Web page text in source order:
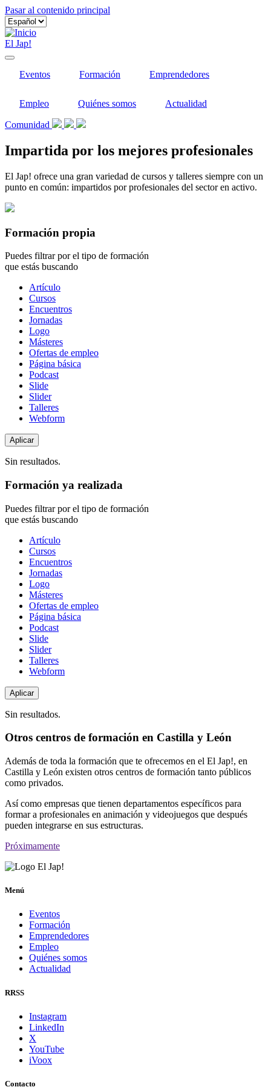
Pasar al contenido principal
El Jap!
Eventos Formación Emprendedores
Empleo Quiénes somos Actualidad
Comunidad
Impartida por los mejores profesionales
El Jap! ofrece una gran variedad de cursos y talleres siempre con un
punto en común: impartidos por profesionales del sector en activo.
Formación propia
Puedes filtrar por el tipo de formación
que estás buscando
Tipo
contenido
Artículo
Cursos
Encuentros
Jornadas
Logo
Másteres
Ofertas de empleo
Página básica
Podcast
Slide
Slider
Talleres
Webform
Sin resultados.
Formación ya realizada
Puedes filtrar por el tipo de formación
que estás buscando
Tipo
contenido
Artículo
Cursos
Encuentros
Jornadas
Logo
Másteres
Ofertas de empleo
Página básica
Podcast
Slide
Slider
Talleres
Webform
Sin resultados.
Otros centros de formación en Castilla y León
Además de toda la formación que te ofrecemos en el El Jap!, en
Castilla y León existen otros centros de formación tanto públicos
como privados.
Así como empresas que tienen departamentos específicos para
formar a profesionales en animación y videojuegos que después
pueden integrarse en sus estructuras.
Próximamente
Menú
Eventos
Formación
Emprendedores
Empleo
Quiénes somos
Actualidad
RRSS
Instagram
LinkedIn
X
YouTube
iVoox
Contacto